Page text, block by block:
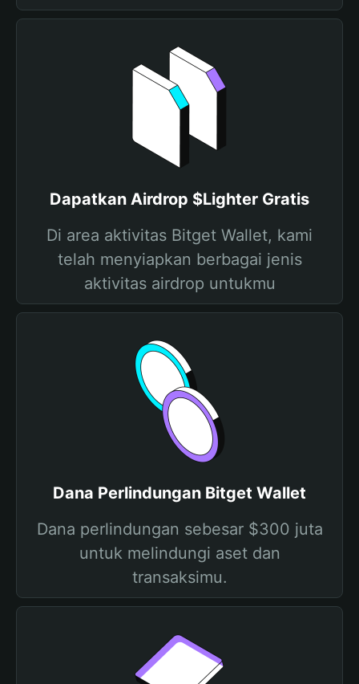
Dapatkan Airdrop $Lighter Gratis
Di area aktivitas Bitget Wallet, kami
telah menyiapkan berbagai jenis
aktivitas airdrop untukmu
Dana Perlindungan Bitget Wallet
Dana perlindungan sebesar $300 juta
untuk melindungi aset dan
transaksimu.